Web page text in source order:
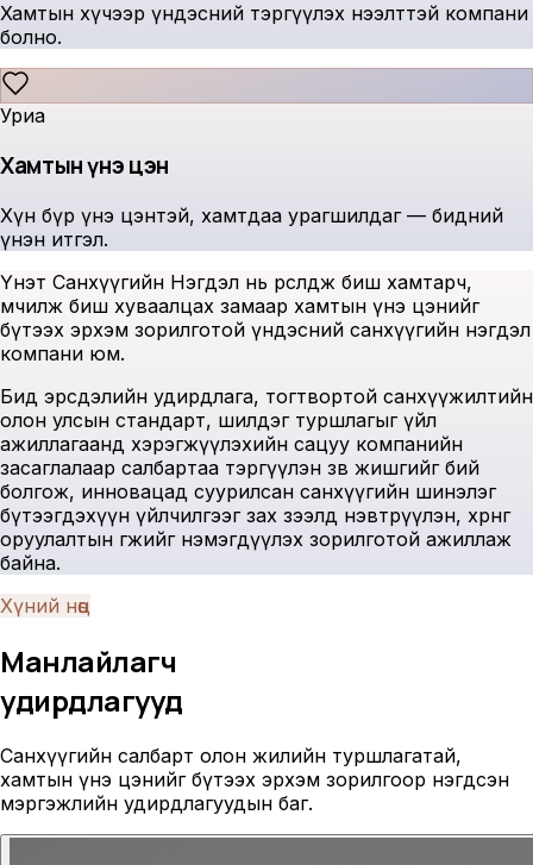
Хамтын хүчээр үндэсний тэргүүлэх нээлттэй компани
болно.
Уриа
Хамтын үнэ цэн
Хүн бүр үнэ цэнтэй, хамтдаа урагшилдаг — бидний
үнэн итгэл.
Үнэт Санхүүгийн Нэгдэл нь өрсөлдөж биш хамтарч,
өмчилж биш хуваалцах замаар хамтын үнэ цэнийг
бүтээх эрхэм зорилготой үндэсний санхүүгийн нэгдэл
компани юм.
Бид эрсдэлийн удирдлага, тогтвортой санхүүжилтийн
олон улсын стандарт, шилдэг туршлагыг үйл
ажиллагаанд хэрэгжүүлэхийн сацуу компанийн
засаглалаар салбартаа тэргүүлэн зөв жишгийг бий
болгож, инновацад суурилсан санхүүгийн шинэлэг
бүтээгдэхүүн үйлчилгээг зах зээлд нэвтрүүлэн, хөрөнгө
оруулалтын өгөөжийг нэмэгдүүлэх зорилготой ажиллаж
байна.
Хүний нөөц
Манлайлагч
удирдлагууд
Санхүүгийн салбарт олон жилийн туршлагатай,
хамтын үнэ цэнийг бүтээх эрхэм зорилгоор нэгдсэн
мэргэжлийн удирдлагуудын баг.